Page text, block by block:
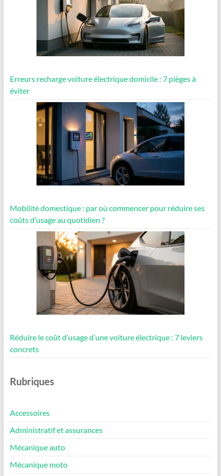
Erreurs recharge voiture électrique domicile : 7 pièges à
éviter
Mobilité domestique : par où commencer pour réduire ses
coûts d’usage au quotidien ?
Réduire le coût d’usage d’une voiture électrique : 7 leviers
concrets
Rubriques
Accessoires
Administratif et assurances
Mécanique auto
Mécanique moto